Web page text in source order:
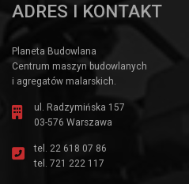
ADRES I KONTAKT
Planeta Budowlana
Centrum maszyn budowlanych
i agregatów malarskich.
ul. Radzymińska 157
03-576 Warszawa
tel. 22 618 07 86
tel. 721 222 117